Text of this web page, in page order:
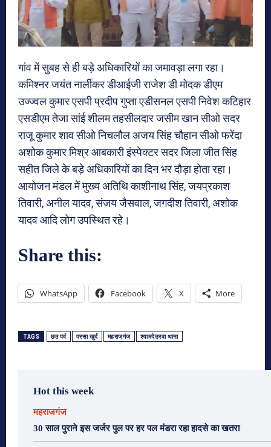
गांव में सुबह से ही बड़े अधिकारियों का जमावड़ा लगा रहा।
कमिश्नर जयंत नार्लीकर डीआईजी राजेश डी मोदक डीएम
उज्ज्वल कुमार एसपी प्रदीप गुप्ता एडीसनल एसपी निवेश कटिहार
एसडीएम तेजा सांई शीलम तहसीलदार जसीम खान सीओ सदर
राजू कुमार शाव सीओ निचलौल अजय सिंह चौहान सीओ फरेंदा
अशोक कुमार मिश्र आबकारी इंस्पेक्टर सदर जिला जीत सिंह
सहीत जिले के बड़े अधिकारियों का दिन भर दौड़ा होता रहा।
आयोजन मंडल में मुख्य अतिथि काशीनाथ सिंह, जयप्रकाश
तिवारी, अनील यादव, संजय जैसवाल, जगदीश तिवारी, अशोक
यादव आदि लोग उपस्थित रहे।
Share this:
WhatsApp Facebook X More
TAGS छठ पर्व परसा खुर्द महराजगंज श्यामदेउरवा थाना
Hot this week
महराजगंज
30 साल पुराने इस जर्जर पुल पर हर पल मंडरा रहा हादसे का खतरा